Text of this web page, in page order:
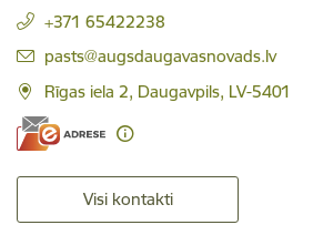
+371 65422238
E-pasts:
pasts@augsdaugavasnovads.lv
Rīgas iela 2, Daugavpils, LV-5401
Visi kontakti